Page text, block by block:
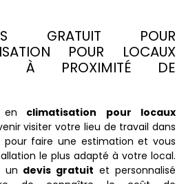
GRATUIT POUR
POUR LOCAUX
À PROXIMITÉ DE
climatisation pour locaux
visiter votre lieu de travail dans
pour faire une estimation et vous
le plus adapté à votre local.
un devis gratuit et personnalisé